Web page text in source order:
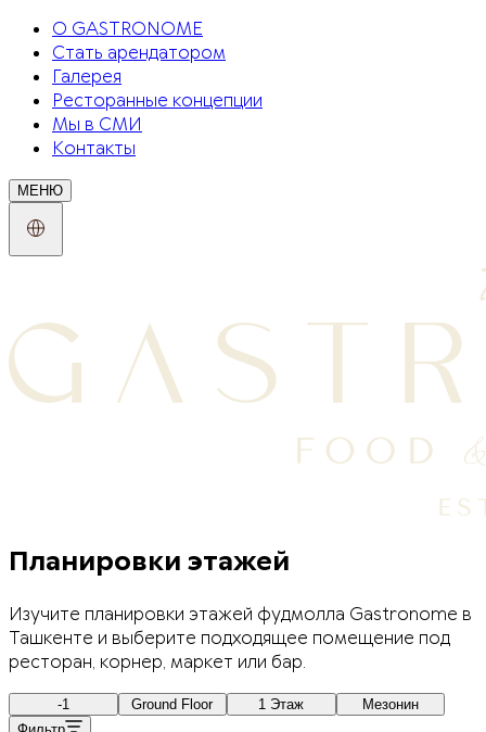
О GASTRONOME
Стать арендатором
Галерея
Ресторанные концепции
Мы в СМИ
Контакты
МЕНЮ
Планировки этажей
Изучите планировки этажей фудмолла Gastronome в
Ташкенте и выберите подходящее помещение под
ресторан, корнер, маркет или бар.
-1 Ground Floor 1 Этаж
Мезонин